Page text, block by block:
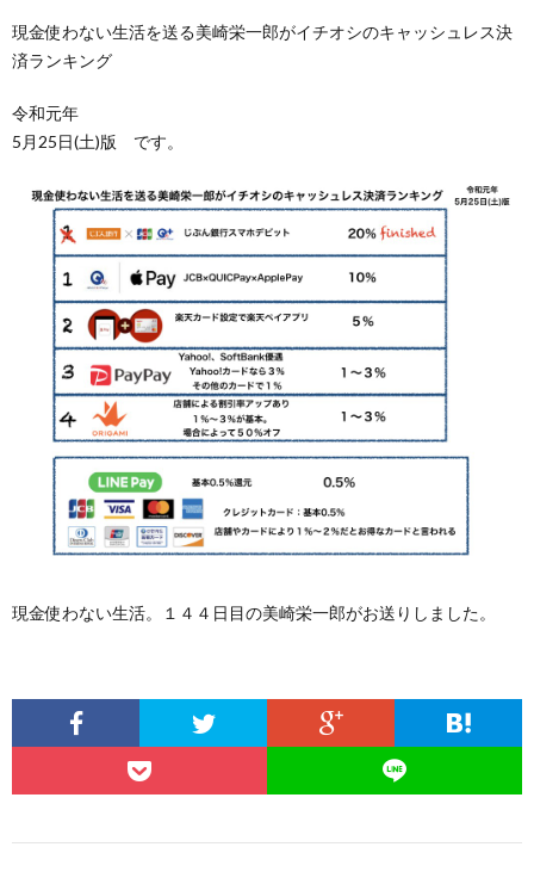
現金使わない生活を送る美崎栄一郎がイチオシのキャッシュレス決
済ランキング
令和元年
5月25日(土)版 です。
現金使わない生活。１４４日目の美崎栄一郎がお送りしました。